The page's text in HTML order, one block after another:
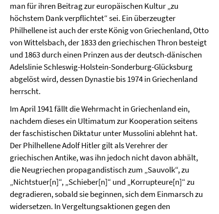
man für ihren Beitrag zur europäischen Kultur „zu
höchstem Dank verpflichtet“ sei. Ein überzeugter
Philhellene ist auch der erste König von Griechenland, Otto
von Wittelsbach, der 1833 den griechischen Thron besteigt
und 1863 durch einen Prinzen aus der deutsch-dänischen
Adelslinie Schleswig-Holstein-Sonderburg-Glücksburg
abgelöst wird, dessen Dynastie bis 1974 in Griechenland
herrscht.
Im April 1941 fällt die Wehrmacht in Griechenland ein,
nachdem dieses ein Ultimatum zur Kooperation seitens
der faschistischen Diktatur unter Mussolini ablehnt hat.
Der Philhellene Adolf Hitler gilt als Verehrer der
griechischen Antike, was ihn jedoch nicht davon abhält,
die Neugriechen propagandistisch zum „Sauvolk“, zu
„Nichtstuer[n]“, „Schieber[n]“ und „Korrupteure[n]“ zu
degradieren, sobald sie beginnen, sich dem Einmarsch zu
widersetzen. In Vergeltungsaktionen gegen den